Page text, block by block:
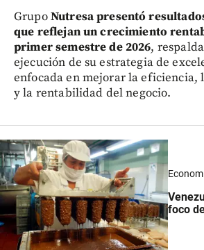
GrupoNutresa presentó
que reflejan un crecimiento
primer semestre de 2026,
ejecución de su estrategia de
enfocada en mejorar la eficiencia,
y la rentabilidad del negocio.
foco